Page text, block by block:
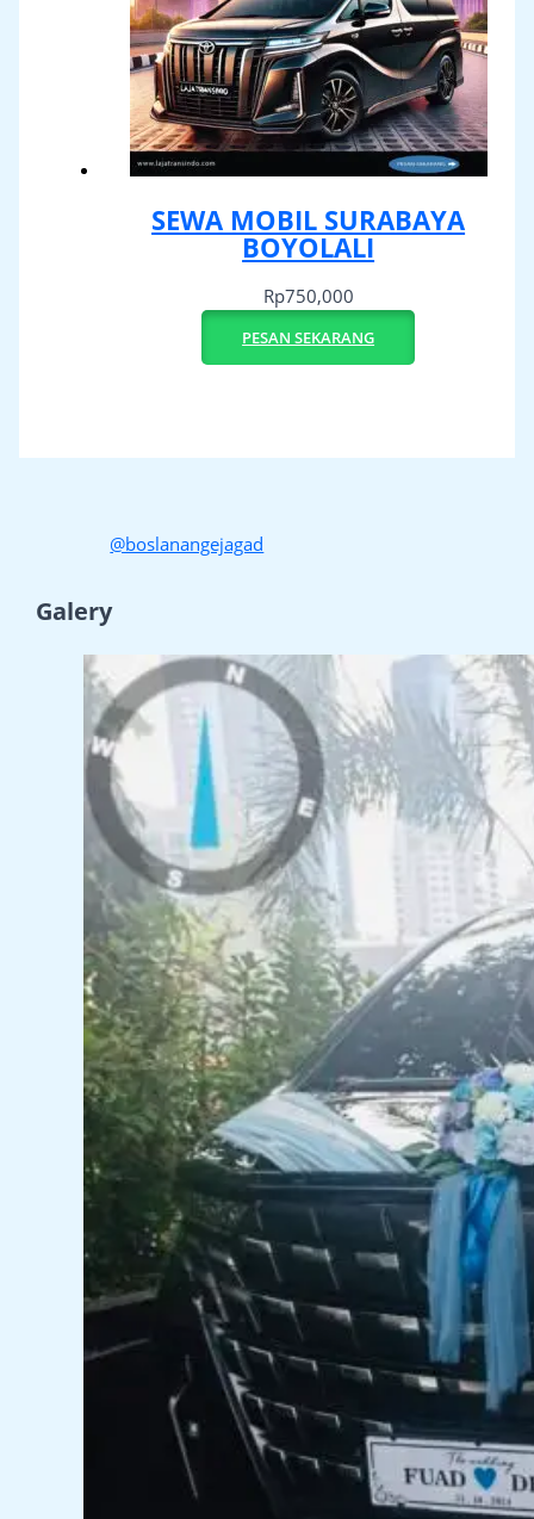
SEWA MOBIL SURABAYA
BOYOLALI
Rp750,000
PESAN SEKARANG
@boslanangejagad
Galery